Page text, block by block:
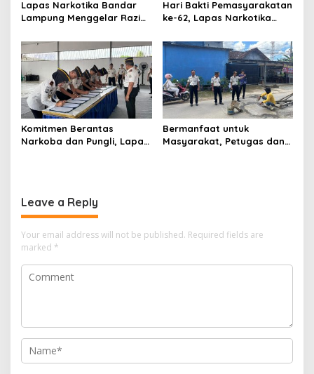
Lapas Narkotika Bandar
Lampung Menggelar Razia
dengan Dit Krimum Polda
Lampung
Hari Bakti Pemasyarakatan
ke-62, Lapas Narkotika
Pembinaan dan
Kemandirian Warga Binaan
Komitmen Berantas
Narkoba dan Pungli, Lapas
Bermanfaat untuk
Masyarakat, Petugas dan
Leave a Reply
Your email address will not be published. Required fields are
marked *